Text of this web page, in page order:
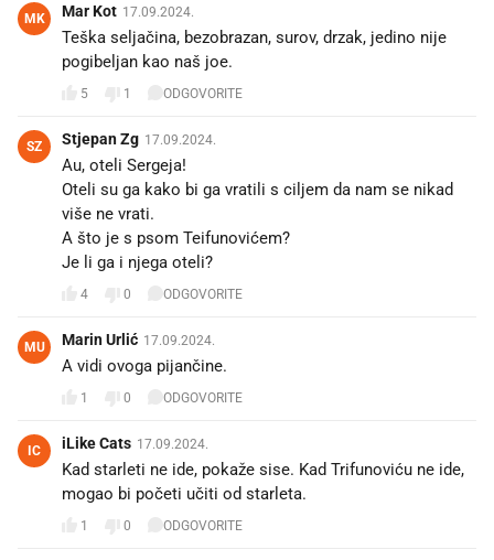
MK Mar Kot 17.09.2024.
Teška seljačina, bezobrazan, surov, drzak, jedino nije
pogibeljan kao naš joe.
5 1 ODGOVORITE
SZ Stjepan Zg 17.09.2024.
Au, oteli Sergeja!
Oteli su ga kako bi ga vratili s ciljem da nam se nikad
više ne vrati.
A što je s psom Teifunovićem?
Je li ga i njega oteli?
4 0 ODGOVORITE
MU Marin Urlić 17.09.2024.
A vidi ovoga pijančine.
1 0 ODGOVORITE
IC iLike Cats 17.09.2024.
Kad starleti ne ide, pokaže sise. Kad Trifunoviću ne ide,
mogao bi početi učiti od starleta.
1 0 ODGOVORITE